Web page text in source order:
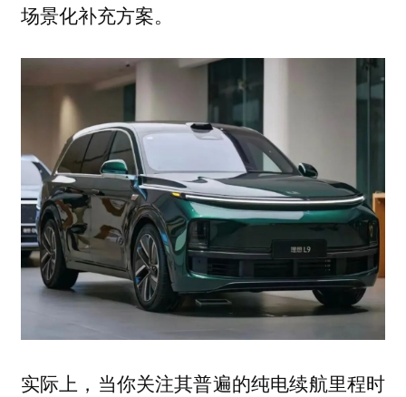
场景化补充方案。
实际上，当你关注其普遍的纯电续航里程时